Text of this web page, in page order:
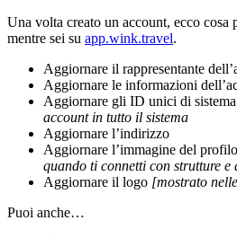
Una volta creato un account, ecco cosa
mentre sei su app.wink.travel.
Aggiornare il rappresentante
Aggiornare le informazioni
Aggiornare gli ID unici di sistema
account in tutto il sistema
Aggiornare l’indirizzo
Aggiornare l’immagine del profilo
quando ti connetti con strutture
Aggiornare il logo [mostrato
Puoi anche…